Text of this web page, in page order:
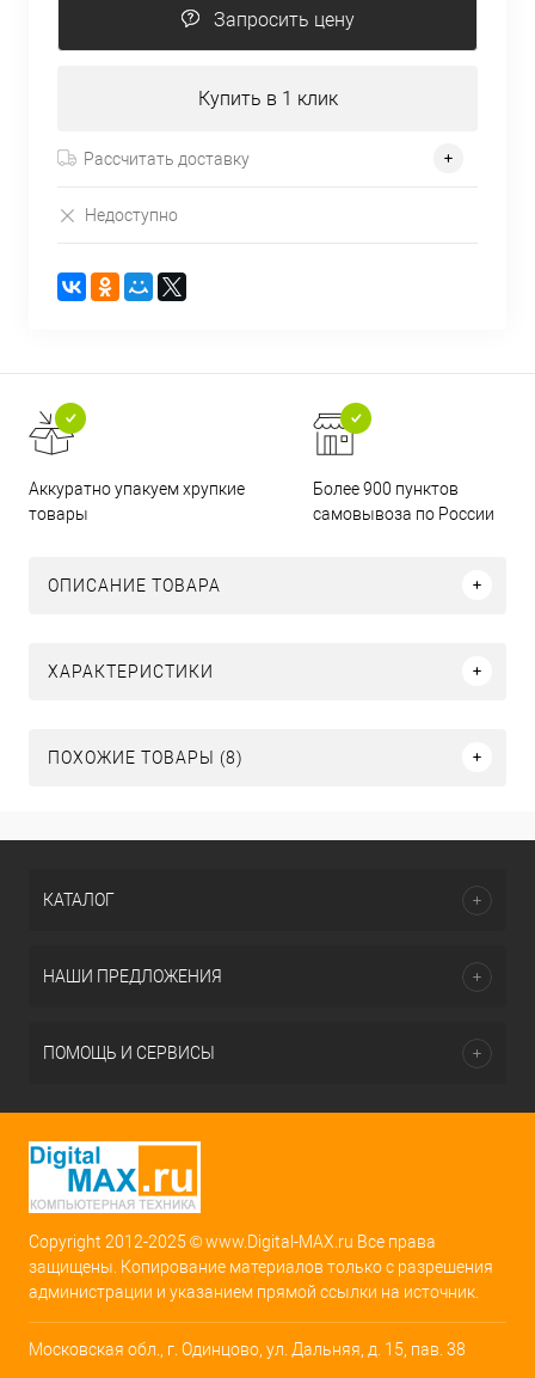
Запросить цену
Купить в 1 клик
Рассчитать доставку
Недоступно
Аккуратно упакуем хрупкие
товары
Более 900 пунктов
самовывоза по России
ОПИСАНИЕ ТОВАРА
ХАРАКТЕРИСТИКИ
ПОХОЖИЕ ТОВАРЫ (8)
КАТАЛОГ
НАШИ ПРЕДЛОЖЕНИЯ
ПОМОЩЬ И СЕРВИСЫ
Copyright 2012-2025 © www.Digital-MAX.ru Все права
защищены. Копирование материалов только с разрешения
администрации и указанием прямой ссылки на источник.
Московская обл., г. Одинцово, ул. Дальняя, д. 15, пав. 38